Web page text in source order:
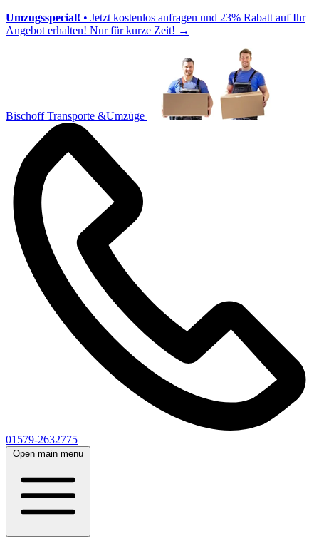
Umzugsspecial! • Jetzt kostenlos anfragen und 23% Rabatt auf Ihr
Angebot erhalten! Nur für kurze Zeit! →
Bischoff Transporte &Umzüge
01579-2632775
Open main menu